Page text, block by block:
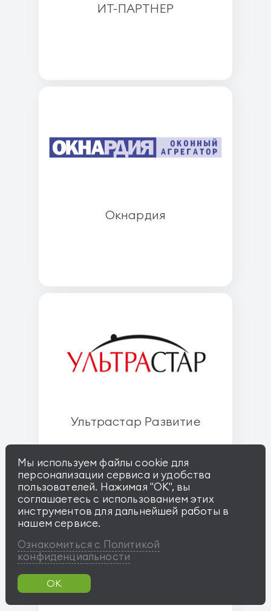
Мы используем файлы cookie для
персонализации сервиса и удобства
пользователей. Нажимая "OK", вы
соглашаетесь с использованием этих
инструментов для дальнейшей работы в
нашем сервисе.
Ознакомиться с Политикой
конфиденциальности
ИТ-ПАРТНЕР
Окнардия
Ультрастар Развитие